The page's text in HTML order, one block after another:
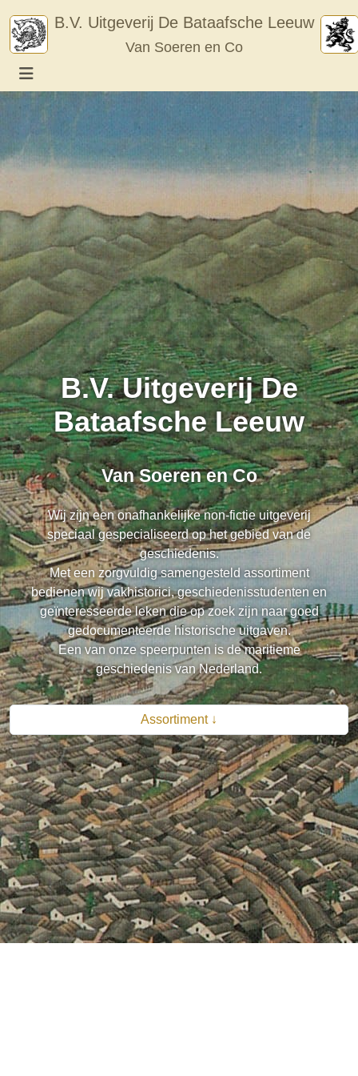
content
B.V. Uitgeverij De Bataafsche Leeuw
Van Soeren en Co
B.V. Uitgeverij De
Bataafsche Leeuw
Van Soeren en Co
Wij zijn een onafhankelijke non-fictie uitgeverij
speciaal gespecialiseerd op het gebied van de
geschiedenis.
Met een zorgvuldig samengesteld assortiment
bedienen wij vakhistorici, geschiedenisstudenten en
geïnteresseerde leken die op zoek zijn naar goed
gedocumenteerde historische uitgaven.
Een van onze speerpunten is de maritieme
geschiedenis van Nederland.
Assortiment ↓